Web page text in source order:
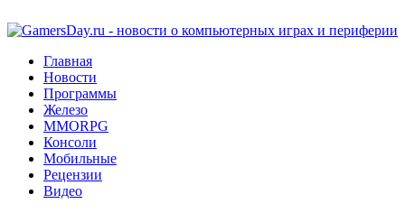
Главная
Новости
Программы
Железо
MMORPG
Консоли
Мобильные
Рецензии
Видео